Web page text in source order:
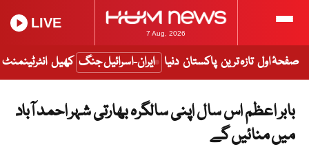
7 Aug, 2026
LIVE
صفحۂ اول تازہ ترین پاکستان دنیا ایران-اسرائیل جنگ کھیل انٹرٹینمنٹ
بابر اعظم اس سال اپنی سالگرہ بھارتی شہر احمد آباد
میں منائیں گے